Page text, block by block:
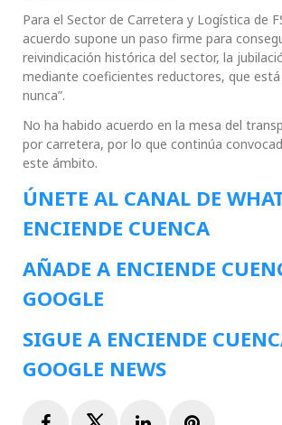
Para el Sector de Carretera y Logística de
acuerdo supone un paso firme para
reivindicación histórica del sector, la
mediante coeficientes reductores, que
nunca”.
No ha habido acuerdo en la mesa del
por carretera, por lo que continúa
este ámbito.
ÚNETE AL CANAL DE
ENCIENDE CUENCA
AÑADE A ENCIENDE
GOOGLE
SIGUE A ENCIENDE
GOOGLE NEWS